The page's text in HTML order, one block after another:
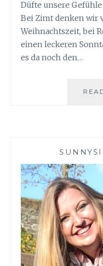
Düfte unsere
Bei Zimt denken wir
Weihnachtszeit, bei
einen leckeren
es da noch den…